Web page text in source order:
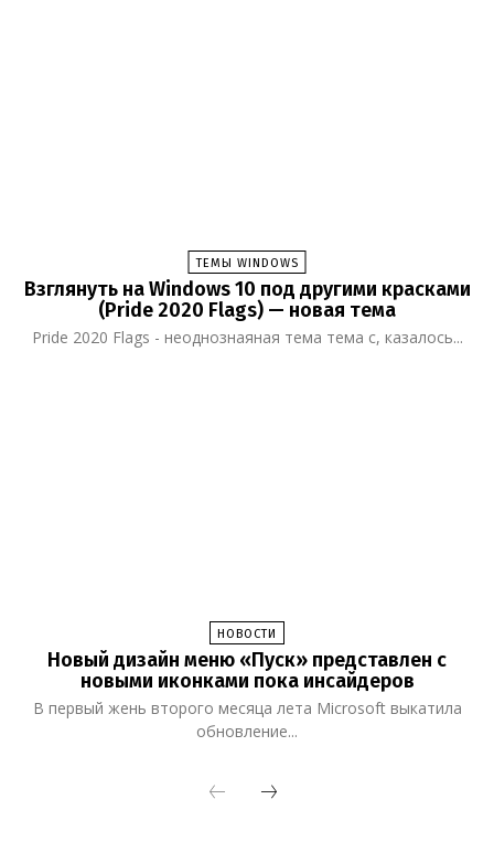
ТЕМЫ WINDOWS
Взглянуть на Windows 10 под другими красками
(Pride 2020 Flags) — новая тема
Pride 2020 Flags - неоднознаяная тема тема с, казалось...
НОВОСТИ
Новый дизайн меню «Пуск» представлен с
новыми иконками пока инсайдеров
В первый жень второго месяца лета Microsoft выкатила
обновление...